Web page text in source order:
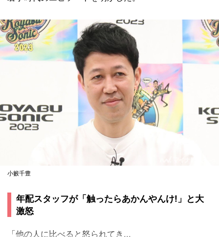
小籔千豊
年配スタッフが「触ったらあかんやんけ!」と大
激怒
「他の人に比べると怒られてき...